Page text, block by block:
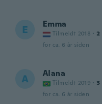
E Emma
Tilmeldt 2018 · 2
for ca. 6 år siden
A Alana
Tilmeldt 2019 · 3
for ca. 6 år siden